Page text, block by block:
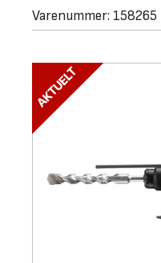
Varenummer: 158265